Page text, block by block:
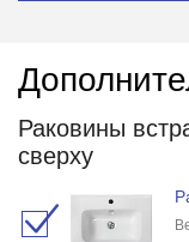
Раковины
сверху